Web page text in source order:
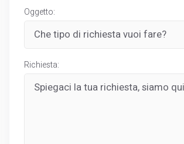
Oggetto:
Richiesta: